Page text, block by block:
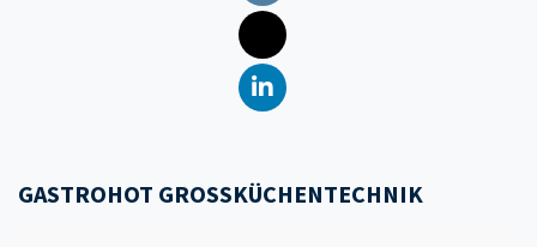
GASTROHOT GROSSKÜCHENTECHNIK